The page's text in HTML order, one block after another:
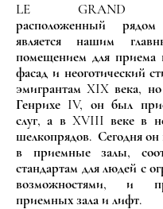
LE GRAND
расположенный
является нашим
помещением для приема
фасад и неоготический
эмигрантам XIX века,
Генрихе IV, он был
слуг, а в XVIII веке в
шелкопрядов. Сегодня он
в приемные залы,
стандартам для людей с
возможностями, и
приемных зала и лифт.